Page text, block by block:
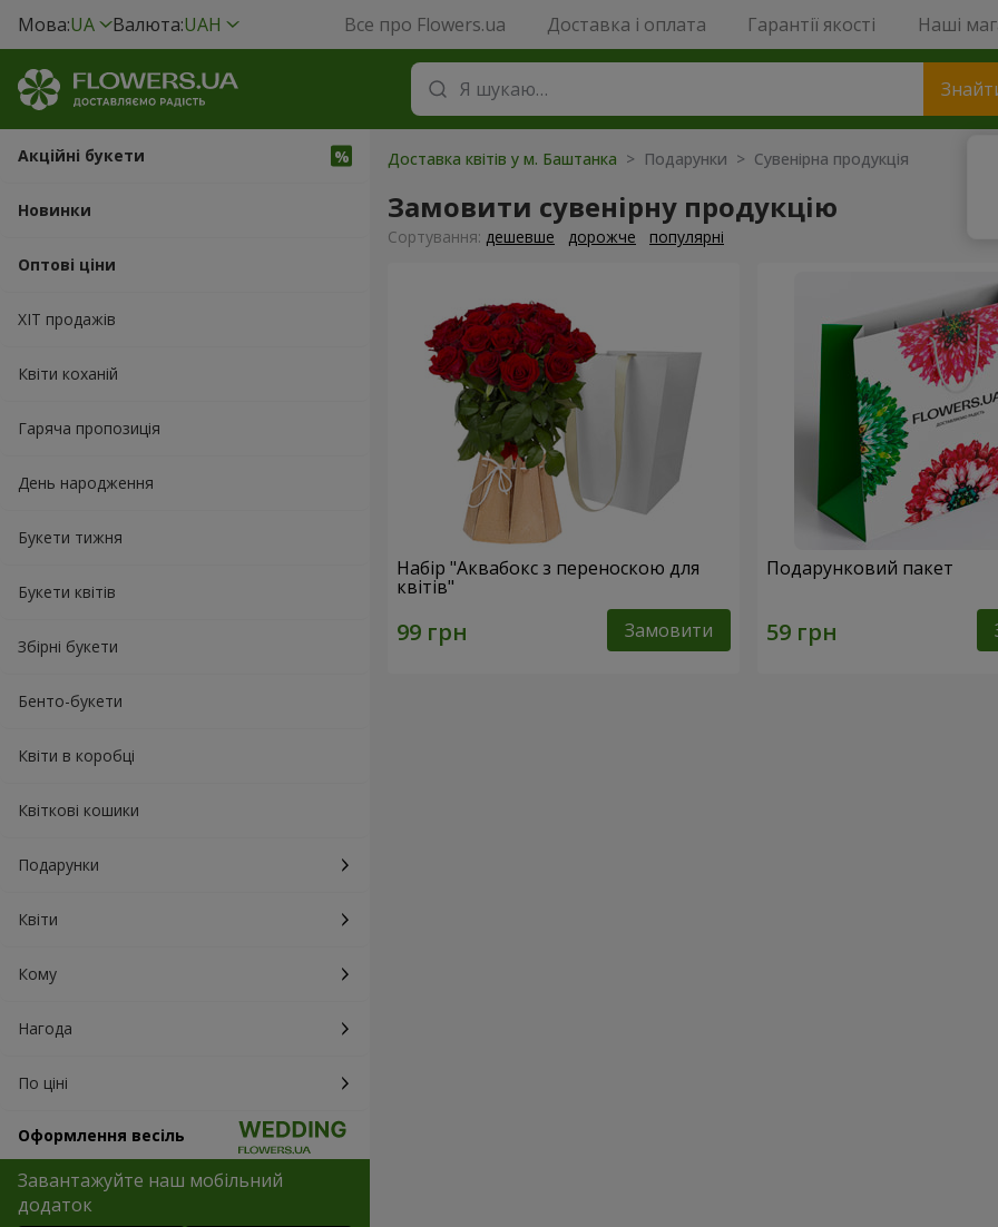
Мова:UA Валюта:UAH Все про Flowers.ua Доставка і оплата Гарантії якості Наші
Акційні букети
Новинки
Оптові ціни
ХІТ продажів
Квіти коханій
Гаряча пропозиція
День народження
Букети тижня
Букети квітів
Збірні букети
Бенто-букети
Квіти в коробці
Квіткові кошики
Подарунки
Квіти
Кому
Нагода
По ціні
Оформлення весіль
Завантажуйте наш мобільний
додаток
Доставка квітів у м. Баштанка > Подарунки > Сувенірна продукція
Замовити сувенірну продукцію
Сортування: дешевше дорожче популярні
Набір "Аквабокс з переноскою для
квітів"
Замовити
Подарунковий пакет